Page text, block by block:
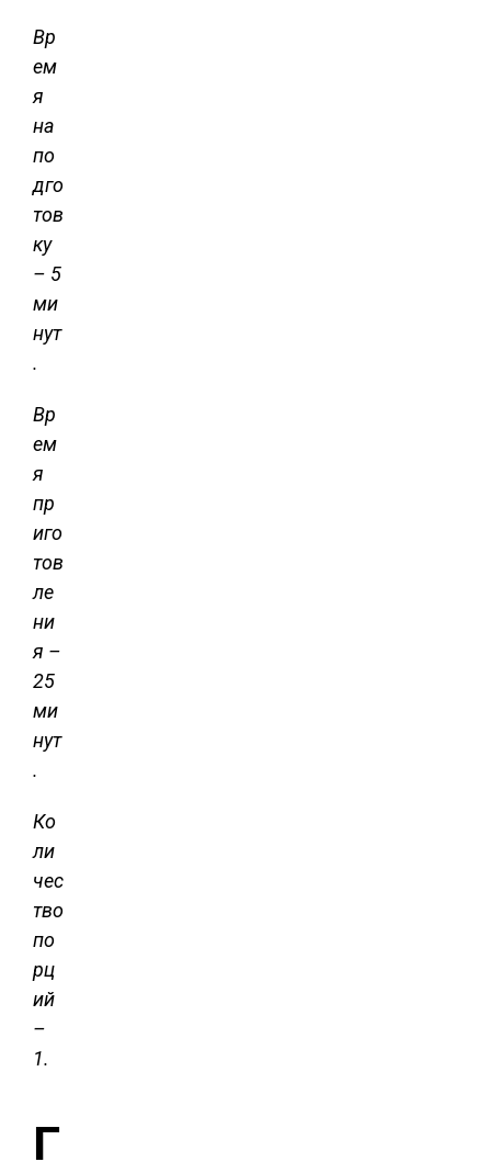
Вр
ем
я
на
по
дго
тов
ку
– 5
ми
нут
.
Вр
ем
я
пр
иго
тов
ле
ни
я –
25
ми
нут
.
Ко
ли
чес
тво
по
рц
ий
–
1.
Г